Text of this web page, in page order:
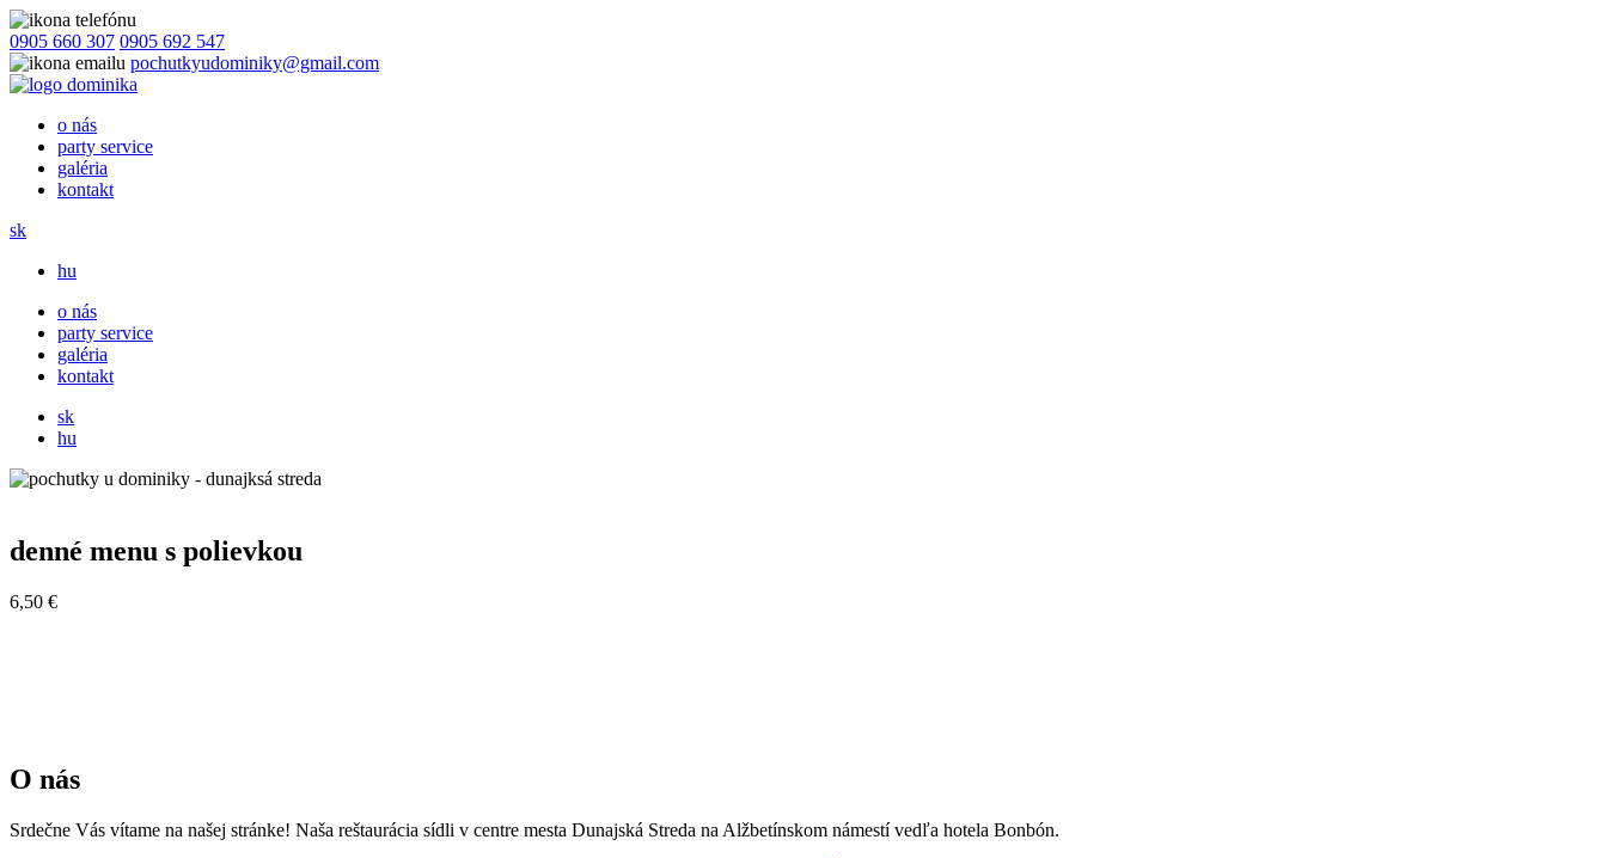
0905 660 307 0905 692 547
pochutkyudominiky@gmail.com
o nás
party service
galéria
kontakt
sk
hu
o nás
party service
galéria
kontakt
sk
hu
denné menu s polievkou
6,50 €
O nás
Srdečne Vás vítame na našej stránke! Naša reštaurácia sídli v centre mesta Dunajská Streda na Alžbetínskom námestí vedľa hotela Bonbón.